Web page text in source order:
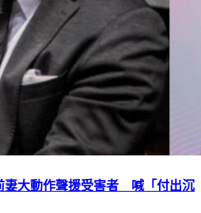
妻大動作聲援受害者 喊「付出沉